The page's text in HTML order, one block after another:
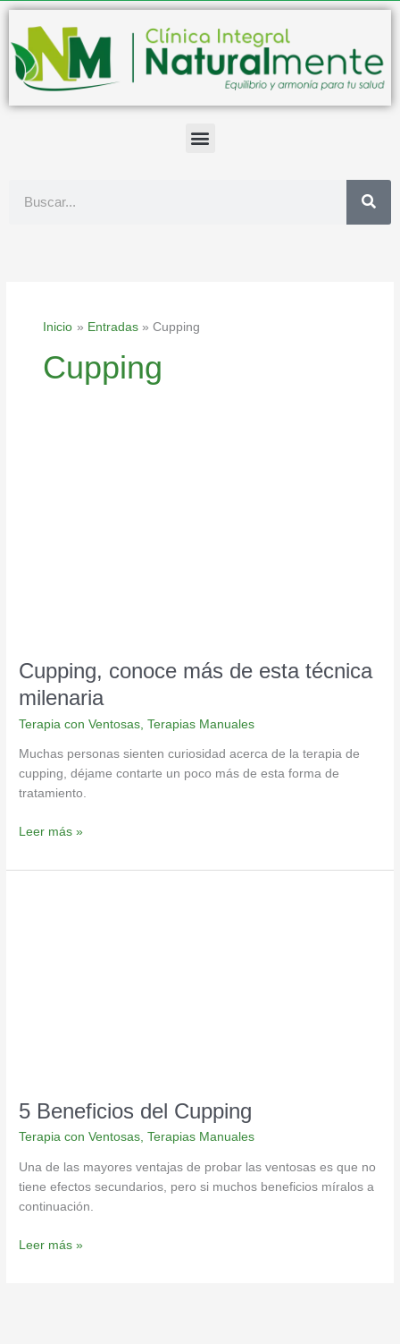
contenido
Inicio Entradas Cupping
Cupping
Cupping, conoce más de esta técnica
milenaria
Terapia con Ventosas ,Terapias Manuales
Muchas personas sienten curiosidad acerca de la terapia de
cupping, déjame contarte un poco más de esta forma de
tratamiento.
Leer más »
5 Beneficios del Cupping
Terapia con Ventosas,Terapias Manuales
Una de las mayores ventajas de probar las ventosas es que no
tiene efectos secundarios, pero si muchos beneficios míralos a
continuación.
Leer más »